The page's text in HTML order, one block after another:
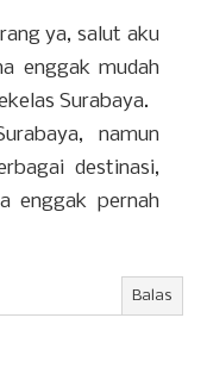
ya, salut aku
enggak mudah
Surabaya.
namun
destinasi,
enggak pernah
Balas